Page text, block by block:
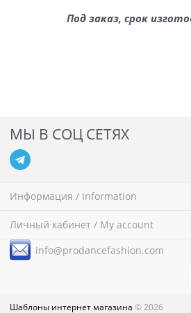
Под заказ, срок
МЫ В СОЦ СЕТЯХ
Информация / Information
Личный кабинет / My account
info@prodancefashion.com
Шаблоны интернет магазина © 2026